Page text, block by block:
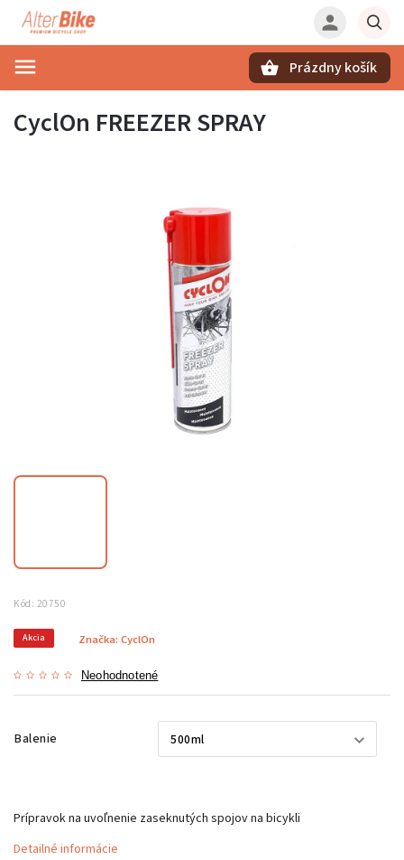
Prázdny košík
CyclOn FREEZER SPRAY
Kód: 20750
Akcia
Neohodnotené
Značka: CyclOn
Balenie
Prípravok na uvoľnenie zaseknutých spojov na bicykli
Detailné informácie